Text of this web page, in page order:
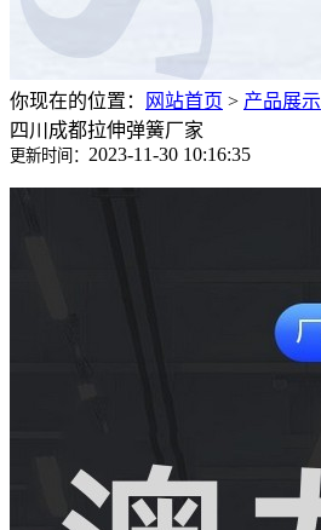
你现在的位置： 网站首页 > 产品展示
四川成都拉伸弹簧厂家
更新时间： 2023-11-30 10:16:35